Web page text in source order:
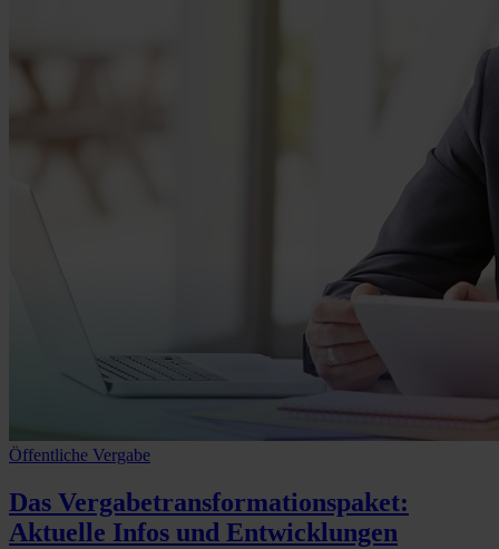
Öffentliche Vergabe
Das Vergabetransformationspaket:
Aktuelle Infos und Entwicklungen